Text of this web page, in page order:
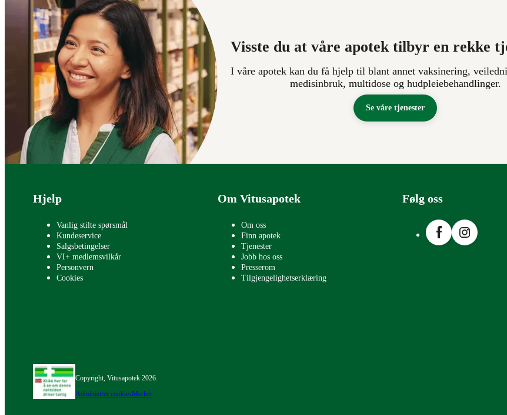
Visste du at våre apotek tilbyr en rekke
I våre apotek kan du få hjelp til blant annet vaksinering,
medisinbruk, multidose og hudpleiebehandlinger.
Se våre tjenester
Bunntekst
Hjelp
Vanlig stilte spørsmål
Kundeservice
Salgsbetingelser
VI+ medlemsvilkår
Personvern
Cookies
Om Vitusapotek
Om oss
Finn apotek
Tjenester
Jobb hos oss
Presserom
Tilgjengelighetserklæring
Følg oss
FacebookInstagram
Copyright, Vitusapotek 2026.
Administrer cookiesMerker